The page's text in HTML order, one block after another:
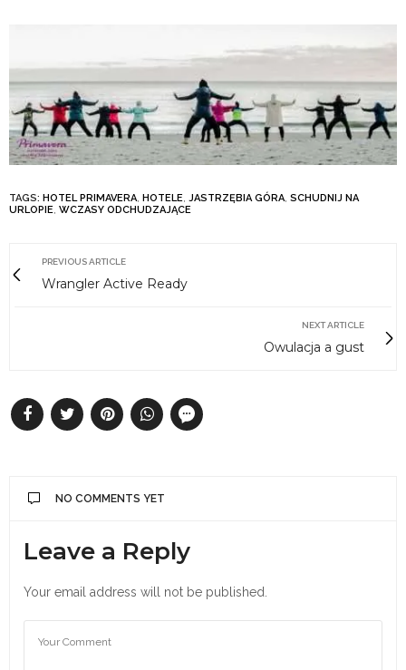
TAGS: HOTEL PRIMAVERA, HOTELE, JASTRZĘBIA GÓRA, SCHUDNIJ NA
URLOPIE, WCZASY ODCHUDZAJĄCE
PREVIOUS ARTICLE
Wrangler Active Ready
NEXT ARTICLE
Owulacja a gust
NO COMMENTS YET
Leave a Reply
Your email address will not be published.